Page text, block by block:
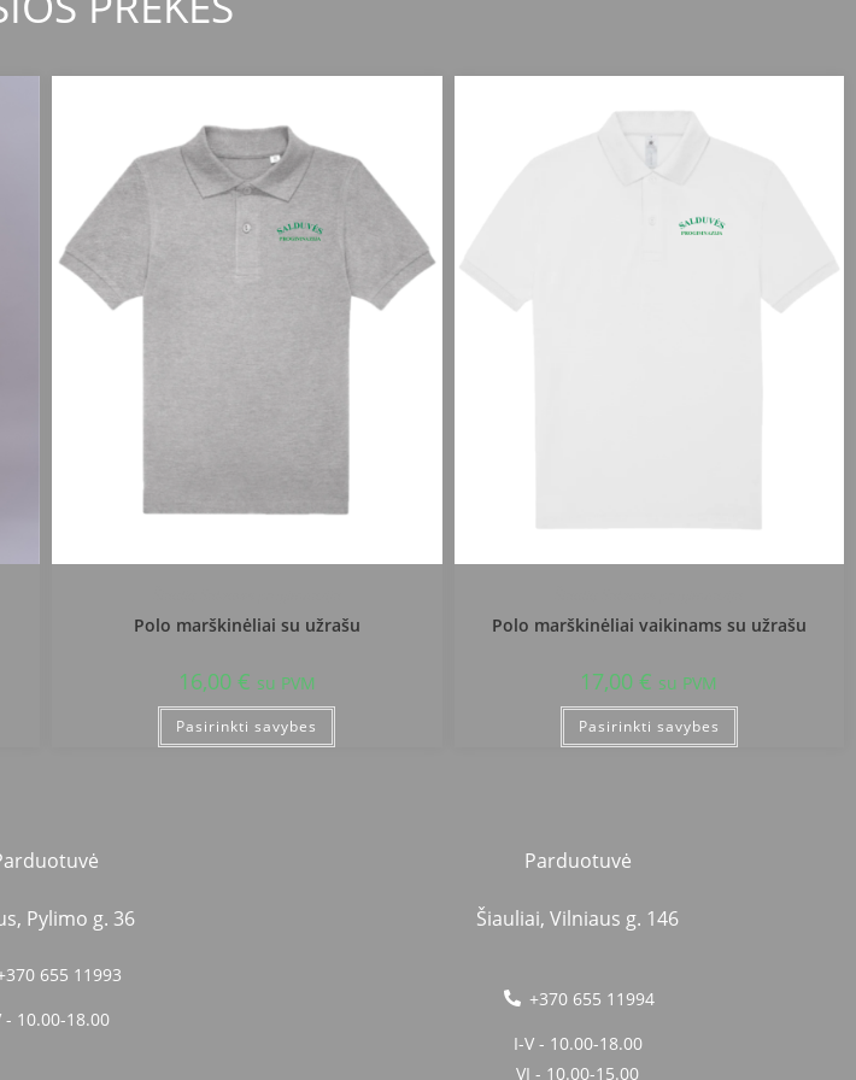
Polo marškinėliai su užrašu
16,00 € su PVM
Pasirinkti savybes
Polo marškinėliai vaikinams su užrašu
17,00€ su PVM
Pasirinkti savybes
Pylimo g. 36
655 11993
- 10.00-18.00
Parduotuvė
Šiauliai, Vilniaus g. 146
+370 655 11994
I-V - 10.00-18.00
VI - 10.00-15.00